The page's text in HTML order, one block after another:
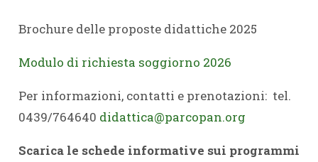
Brochure delle proposte didattiche 2025
Modulo di richiesta soggiorno 2026
Per informazioni, contatti e prenotazioni: tel.
0439/764640 didattica@parcopan.org
Scarica le schede informative sui programmi